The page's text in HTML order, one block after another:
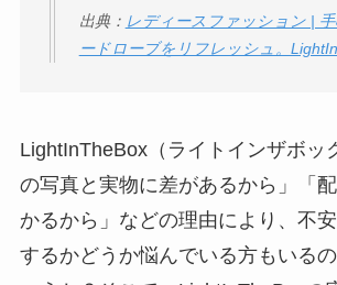
ョンは
ミ・評
社
判 は実
Temuは
出典： レディースファッション |
ードローブをリフレッシュ。
LightInTheBox（ライトインザボッ
の写真と実物に差があるから」「
かるから」などの理由により、不
するかどうか悩んでいる方もいる